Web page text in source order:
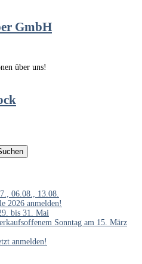
GmbH
über uns!
06.08., 13.08.
2026 anmelden!
bis 31. Mai
Sonntag am 15. März
anmelden!